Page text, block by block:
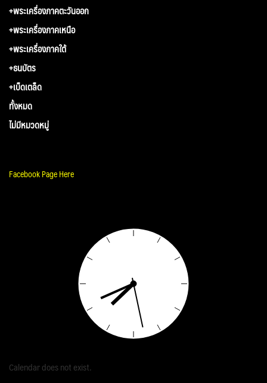
+พระเครื่องภาคตะวันออก
+พระเครื่องภาคเหนือ
+พระเครื่องภาคใต้
+ธนบัตร
+เบ็ดเตล็ด
ทั้งหมด
ไม่มีหมวดหมู่
Facebook Page Here
Calendar does not exist.